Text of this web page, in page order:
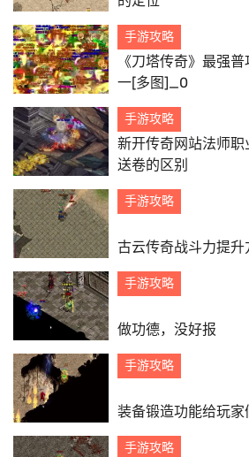
手游攻略
《刀塔传奇》最强
一[多图]_0
手游攻略
新开传奇网站法师
送卷的区别
手游攻略
古云传奇战斗力提升
手游攻略
做功德，没好报
手游攻略
装备锻造功能给玩家
手游攻略